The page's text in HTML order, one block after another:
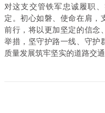
对这支交管铁军忠诚履职
定。初心如磐、使命在肩，
前行，将以更加坚定的信念
举措，坚守护路一线、守护
质量发展筑牢坚实的道路交通